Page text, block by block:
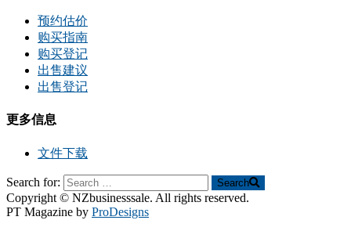
预约估价
购买指南
购买登记
出售建议
出售登记
更多信息
文件下载
Search for: Search
Copyright © NZbusinesssale. All rights reserved.
PT Magazine by ProDesigns